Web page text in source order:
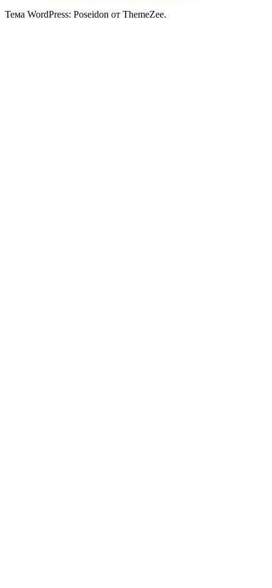
Тема WordPress: Poseidon от ThemeZee.